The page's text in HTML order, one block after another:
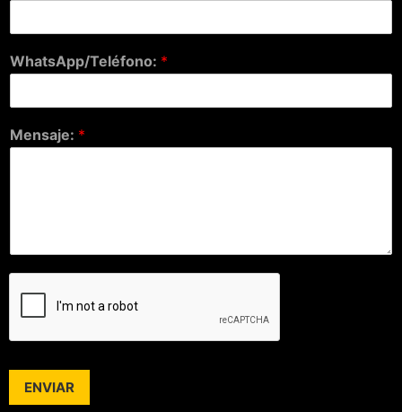
WhatsApp/Teléfono: *
Mensaje: *
ENVIAR